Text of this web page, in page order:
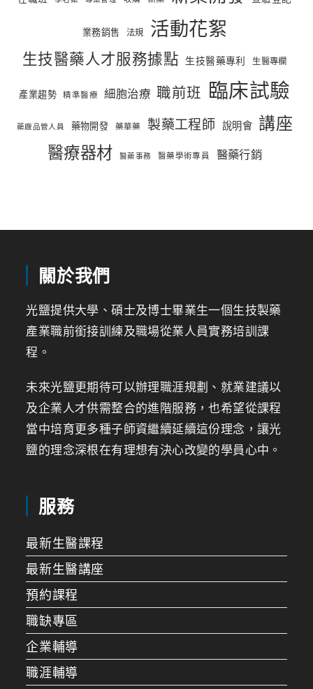
業務銷售 法規 活動花絮
生技醫藥人才服務據點 生技醫藥專利 生醫專欄
產業趨勢 精準醫療 細胞治療 職前班 臨床試驗
藥廠品管人員 藥物開發 藥華藥 製藥工程師 說明會 講座
醫療器材 醫藥事務 醫藥學術專員 醫藥行銷
關於我們
光鹽提供大學、碩士及博士畢業生一個生技製藥
產業職前銜接訓練及職場從業人員實務培訓課
程。
未來光鹽更期待可以辦理職涯規劃、就業建議以
及企業人才供需整合的進階服務，也希望從課程
當中培育更多種子師資繼續延續這份理念，讓光
鹽的理念深根在有理想有決心改變的學員心中。
服務
最新生醫課程
最新生醫講座
預約課程
職缺專區
企業輔導
職涯輔導